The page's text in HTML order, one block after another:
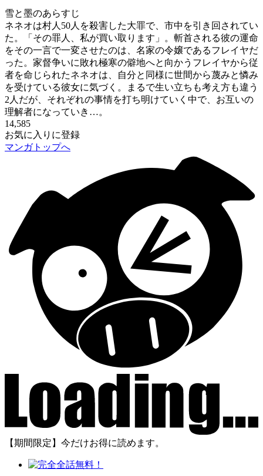
雪と墨のあらすじ
ネネオは村人50人を殺害した大罪で、市中を引き回されてい
た。「その罪人、私が買い取ります」。斬首される彼の運命
をその一言で一変させたのは、名家の令嬢であるフレイヤだ
った。家督争いに敗れ極寒の僻地へと向かうフレイヤから従
者を命じられたネネオは、自分と同様に世間から蔑みと憐み
を受けている彼女に気づく。まるで生い立ちも考え方も違う
2人だが、それぞれの事情を打ち明けていく中で、お互いの
理解者になっていき…。
14,585
お気に入りに登録
マンガトップへ
【期間限定】今だけお得に読めます。